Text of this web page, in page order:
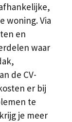
woning. Via
en
waar
de CV-
er bij
te
je meer